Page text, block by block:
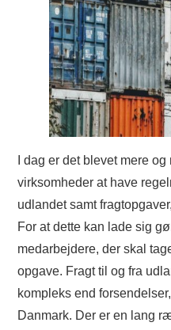
I dag er det blevet mere
virksomheder at have
udlandet samt
For at dette kan lade sig
medarbejdere, der skal
opgave. Fragt til og fra
kompleks end
Danmark. Der er en lang